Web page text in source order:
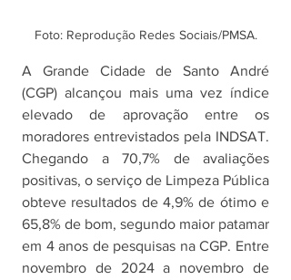
Foto: Reprodução Redes Sociais/PMSA.
A Grande Cidade de Santo André
(CGP) alcançou mais uma vez índice
elevado de aprovação entre os
moradores entrevistados pela INDSAT.
Chegando a 70,7% de avaliações
positivas, o serviço de Limpeza Pública
obteve resultados de 4,9% de ótimo e
65,8% de bom, segundo maior patamar
em 4 anos de pesquisas na CGP. Entre
novembro de 2024 a novembro de